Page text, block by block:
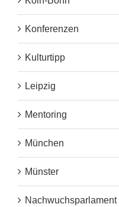
Konferenzen
Kulturtipp
Leipzig
Mentoring
München
Münster
Nachwuchsparlament